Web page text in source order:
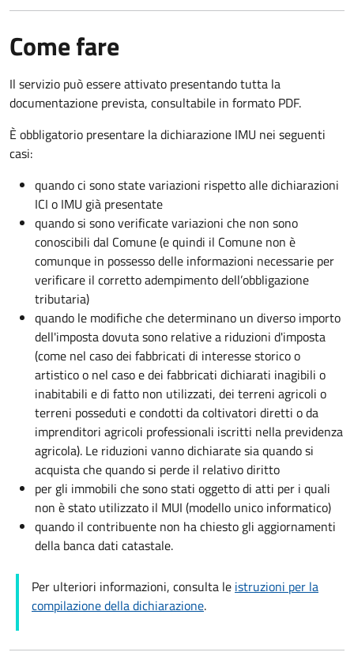
Come fare
Il servizio può essere attivato presentando tutta la
documentazione prevista, consultabile in formato PDF.
È obbligatorio presentare la dichiarazione IMU nei seguenti
casi:
quando ci sono state variazioni rispetto alle dichiarazioni
ICI o IMU già presentate
quando si sono verificate variazioni che non sono
conoscibili dal Comune (e quindi il Comune non è
comunque in possesso delle informazioni necessarie per
verificare il corretto adempimento dell’obbligazione
tributaria)
quando le modifiche che determinano un diverso importo
dell'imposta dovuta sono relative a riduzioni d'imposta
(come nel caso dei fabbricati di interesse storico o
artistico o nel caso e dei fabbricati dichiarati inagibili o
inabitabili e di fatto non utilizzati, dei terreni agricoli o
terreni posseduti e condotti da coltivatori diretti o da
imprenditori agricoli professionali iscritti nella previdenza
agricola). Le riduzioni vanno dichiarate sia quando si
acquista che quando si perde il relativo diritto
per gli immobili che sono stati oggetto di atti per i quali
non è stato utilizzato il MUI (modello unico informatico)
quando il contribuente non ha chiesto gli aggiornamenti
della banca dati catastale.
Per ulteriori informazioni, consulta le istruzioni per la
compilazione della dichiarazione.